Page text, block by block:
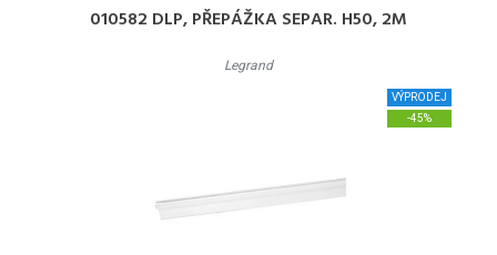
010582 DLP, PŘEPÁŽKA SEPAR. H50, 2M
Legrand
VÝPRODEJ
-45%